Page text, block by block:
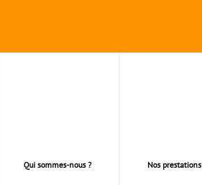
Qui sommes-nous ? Nos prestations